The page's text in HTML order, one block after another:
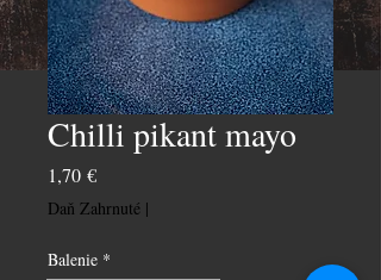
Chilli pikant mayo
1,70 €Price
Daň Zahrnuté |
Balenie *